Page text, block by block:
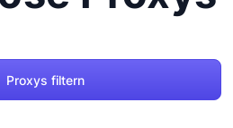
Proxys filtern